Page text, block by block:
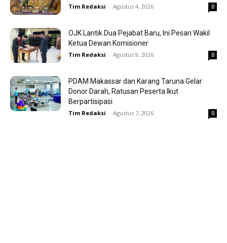
Tim Redaksi - Agustus 4, 2026 0
OJK Lantik Dua Pejabat Baru, Ini Pesan Wakil
Ketua Dewan Komisioner
Tim Redaksi - Agustus 9, 2026 0
PDAM Makassar dan Karang Taruna Gelar
Donor Darah, Ratusan Peserta Ikut
Berpartisipasi
Tim Redaksi - Agustus 7, 2026 0